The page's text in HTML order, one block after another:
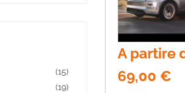
A partire
69,00 €
(15)
(19)